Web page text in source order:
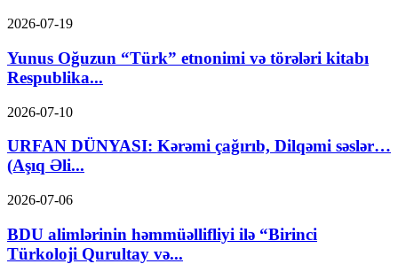
2026-07-19
Yunus Oğuzun “Türk” etnonimi və törələri kitabı
Respublika...
2026-07-10
URFAN DÜNYASI: Kərəmi çağırıb, Dilqəmi səslər…
(Aşıq Əli...
2026-07-06
BDU alimlərinin həmmüəllifliyi ilə “Birinci
Türkoloji Qurultay və...